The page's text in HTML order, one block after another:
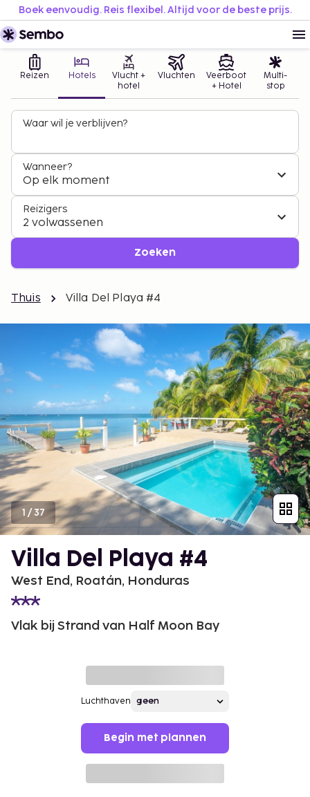
Boek eenvoudig. Reis flexibel. Altijd voor de beste prijs.
Reizen Hotels
Vlucht +
hotel
Vluchten
Veerboot
+ Hotel
Multi-
stop
Waar wil je verblijven?
Wanneer?
Op elk moment
Reizigers
2 volwassenen
Zoeken
Thuis Villa Del Playa #4
1 /37
Villa Del Playa #4
West End, Roatán, Honduras
Vlak bij Strand van Half Moon Bay
Luchthaven
Begin met plannen